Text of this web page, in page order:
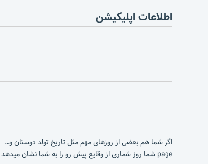
اطلاعات اپلیکیشن
page شما روز شماری از وقایع پیش رو را به شما نشان میدهد با این ویجت دیگر هیچ مناسبتی را فراموش نخواهید کرد.